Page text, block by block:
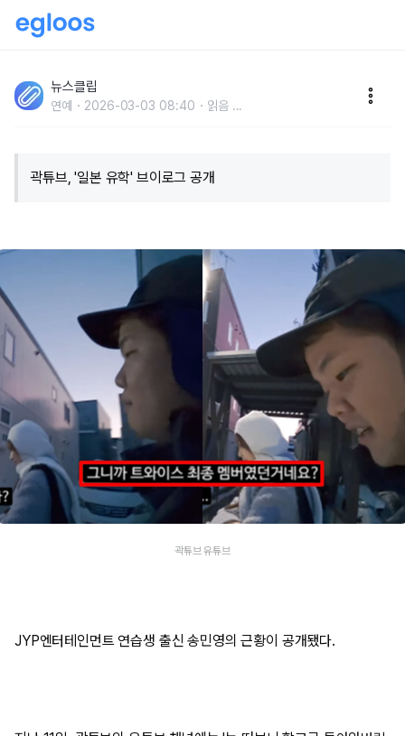
에서 포착된 '식스틴 출신' 트와이스 최종 멤버 (+근황,
현재 직업)
뉴스클립
연예 2026-03-03 08:40 읽음 ...
곽튜브, '일본 유학' 브이로그 공개
곽튜브 유튜브
JYP엔터테인먼트 연습생 출신 송민영의 근황이 공개됐다.